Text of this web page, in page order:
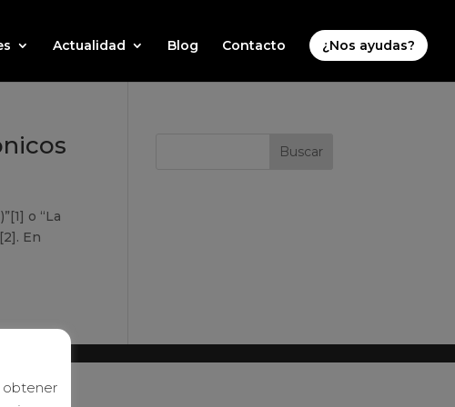
Actualidad Blog Contacto ¿Nos ayudas?
o “La
En
obtener